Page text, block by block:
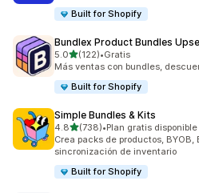
Built for Shopify
Bundlex Product Bundles
5.0de 5 estrellas
(122)
122 reseñas en total
•Gratis
Más ventas con bundles,
Built for Shopify
Simple Bundles & Kits
4.8de 5 estrellas
(738)
738 reseñas en total
•Plan gratis disponible
Crea packs de productos,
sincronización de inventario
Built for Shopify